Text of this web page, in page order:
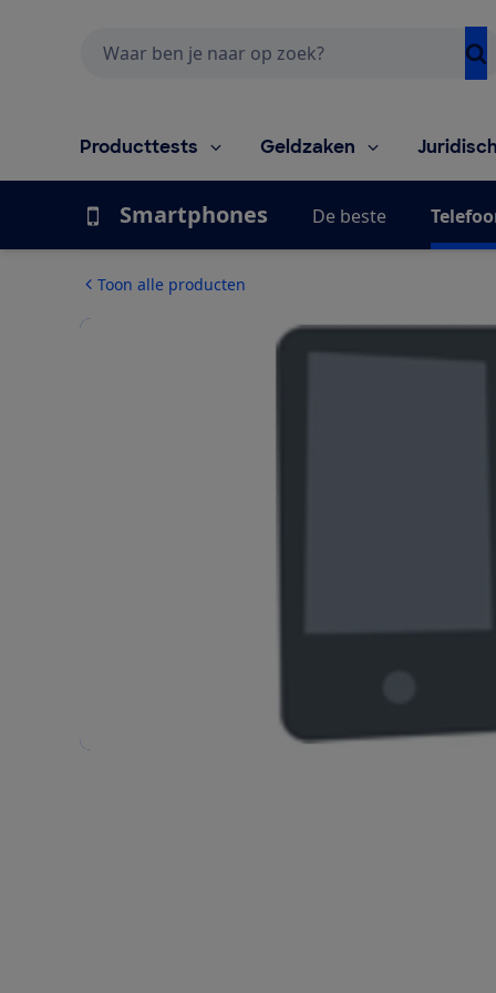
Producttests Geldzaken
Smartphones De beste
Toon alle producten